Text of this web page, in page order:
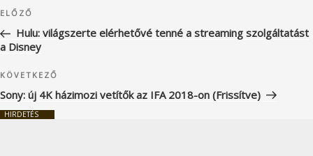
navigáció
Korábbi
bejegyzés
ELŐZŐ
Hulu: világszerte elérhetővé tenné a streaming szolgáltatást
a Disney
Következő
bejegyzés
KÖVETKEZŐ
Sony: új 4K házimozi vetítők az IFA 2018-on (Frissítve)
HIRDETÉS